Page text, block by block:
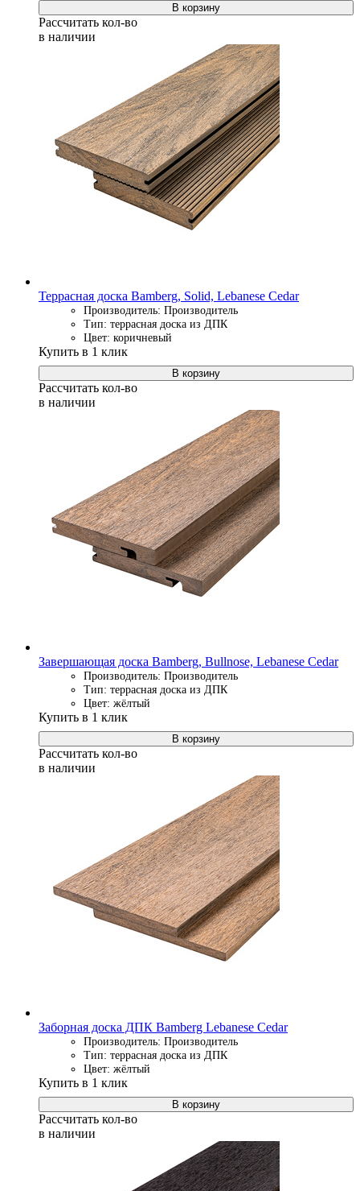
В корзину
Рассчитать кол-во
в наличии
Террасная доска Bamberg, Solid, Lebanese Cedar
Производитель: Производитель
Тип: террасная доска из ДПК
Цвет: коричневый
Купить в 1 клик
В корзину
Рассчитать кол-во
в наличии
Завершающая доска Bamberg, Bullnose, Lebanese Cedar
Производитель: Производитель
Тип: террасная доска из ДПК
Цвет: жёлтый
Купить в 1 клик
В корзину
Рассчитать кол-во
в наличии
Заборная доска ДПК Bamberg Lebanese Cedar
Производитель: Производитель
Тип: террасная доска из ДПК
Цвет: жёлтый
Купить в 1 клик
В корзину
Рассчитать кол-во
в наличии